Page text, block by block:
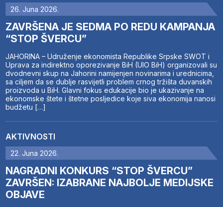
26. Juna 2026.
ZAVRŠENA JE SEDMA PO REDU KAMPANJA
“STOP ŠVERCU”
JAHORINA – Udruženje ekonomista Republike Srpske SWOT i
Uprava za indirektno oporezivanje BiH (UIO BiH) organizovali su
dvodnevni skup na Jahorini namijenjen novinarima i urednicima,
sa ciljem da se dublje rasvijetli problem crnog tržišta duvanskih
proizvoda u BiH. Glavni fokus edukacije bio je ukazivanje na
ekonomske štete i štetne posljedice koje siva ekonomija nanosi
budžetu […]
AKTIVNOSTI
22. Juna 2026.
NAGRADNI KONKURS “STOP ŠVERCU”
ZAVRŠEN: IZABRANE NAJBOLJE MEDIJSKE
OBJAVE